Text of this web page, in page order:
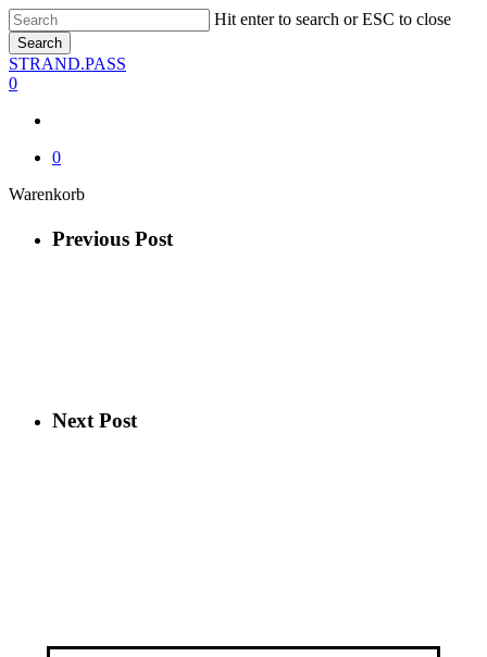
Skip
to
main
content
Hit enter to search or ESC to close
Search
Close
Search
STRAND.PASS
0
0
WarenkorbClose
Previous Post
Next Post